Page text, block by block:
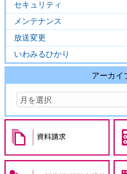
セキュリティ
メンテナンス
放送変更
いわみるひかり
アーカイ